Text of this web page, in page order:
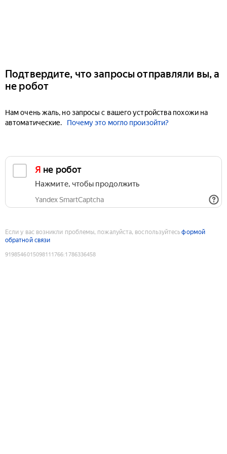
Подтвердите, что запросы отправляли вы, а
не робот
Нам очень жаль, но запросы с вашего устройства похожи на
автоматические.
Почему это могло произойти?
Я не робот
Нажмите, чтобы продолжить
Yandex SmartCaptcha
Если у вас возникли проблемы, пожалуйста, воспользуйтесьформой
обратной связи
9198546015098111766:1786336458